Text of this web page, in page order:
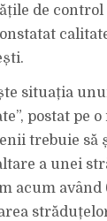
de
situația
postat pe o
trebuie să
a unei
acum având